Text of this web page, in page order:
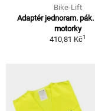
Bike-Lift
Adaptér jednoram.
motorky
410,81 Kč1